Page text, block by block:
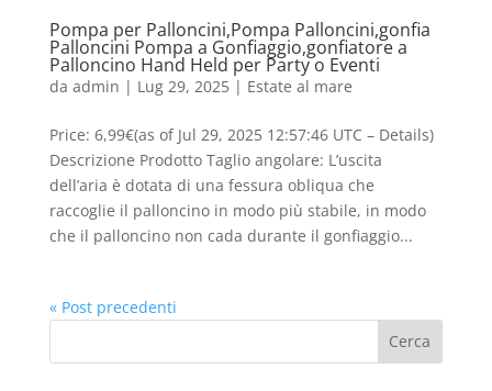
Pompa per Palloncini,Pompa Palloncini,gonfia
Palloncini Pompa a Gonfiaggio,gonfiatore a
Palloncino Hand Held per Party o Eventi
da admin | Lug 29, 2025| Estate al mare
Price: 6,99€(as of Jul 29, 2025 12:57:46 UTC – Details)
Descrizione Prodotto Taglio angolare: L’uscita
dell’aria è dotata di una fessura obliqua che
raccoglie il palloncino in modo più stabile, in modo
che il palloncino non cada durante il gonfiaggio...
« Post precedenti